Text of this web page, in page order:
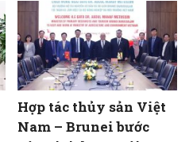
Hợp tác thủy sản Việt
Nam – Brunei bước